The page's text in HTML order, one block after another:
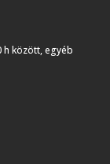
h között, egyéb